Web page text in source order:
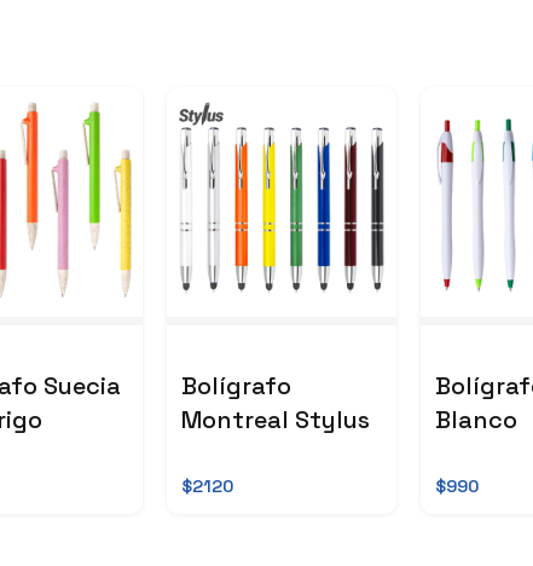
Suecia
Bolígrafo
Montreal Stylus
$2120
Blanco
$990